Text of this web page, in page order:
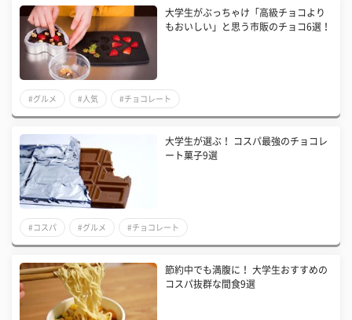
大学生がぶっちゃけ「高級チョコより
もおいしい」と思う市販のチョコ6選！
#グルメ #人気 #チョコレート
大学生が選ぶ！ コスパ最強のチョコレ
ート菓子9選
#コスパ #グルメ #チョコレート
節約中でも満腹に！ 大学生おすすめの
コスパ抜群な間食9選